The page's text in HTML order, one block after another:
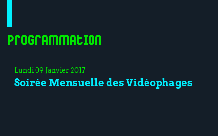
Programmation
Lundi 09 Janvier 2017
Soirée Mensuelle des Vidéophages